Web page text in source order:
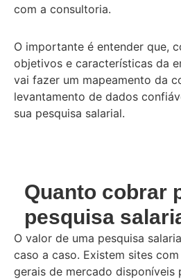
com a consultoria.
O importante é entender que,
objetivos e características da
vai fazer um mapeamento da
levantamento de dados
sua pesquisa salarial.
Quanto cobrar
pesquisa
O valor de uma pesquisa
caso a caso. Existem sites
gerais de mercado disponíveis